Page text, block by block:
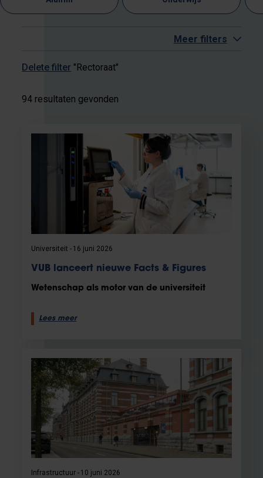
Meer filters
Delete filter "Rectoraat"
94 resultaten gevonden
Universiteit 16 juni 2026
VUB lanceert nieuwe Facts & Figures
Wetenschap als motor van de universiteit
Lees meer
Infrastructuur 10 juni 2026